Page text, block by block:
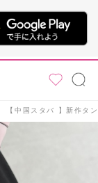
【中国スタバ 】新作タ